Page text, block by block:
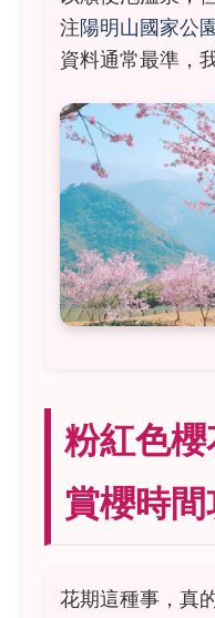
注陽明山國家公
資料通常最準，
粉紅色
賞櫻時
花期這種事，真